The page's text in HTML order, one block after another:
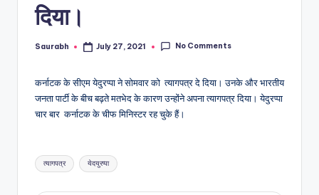
विश्वदिया।
Posted
Saurabh July 27, 2021 No Comments
कर्नाटक के सीएम येदुरप्पा ने सोमवार को त्यागपत्र दे दिया। उनके और भारतीय
जनता पार्टी के बीच बढ़ते मतभेद के कारण उन्होंने अपना त्यागपत्र दिया। येदुरप्पा
चार बार कर्नाटक के चीफ मिनिस्टर रह चुके हैं।
Tags:
त्यागपत्र येदयुरप्पा